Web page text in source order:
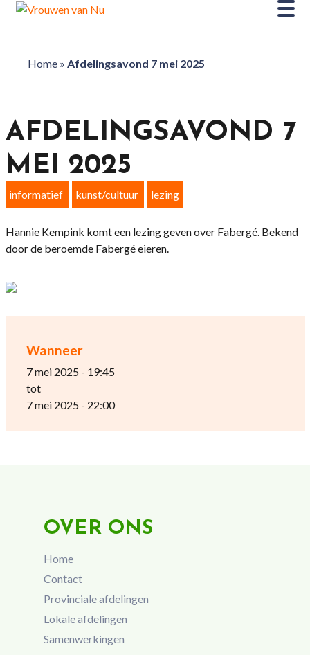
Home» Afdelingsavond 7 mei 2025
Wanneer
7 mei 2025 - 19:45
tot
7 mei 2025 - 22:00
AFDELINGSAVOND 7
MEI 2025
informatief kunst/cultuur lezing
Hannie Kempink komt een lezing geven over Fabergé. Bekend
door de beroemde Fabergé eieren.
OVER ONS
Home
Contact
Provinciale afdelingen
Lokale afdelingen
Samenwerkingen